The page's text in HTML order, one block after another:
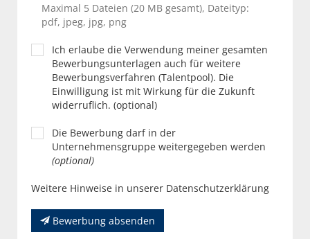
Maximal 5 Dateien (20 MB gesamt), Dateityp:
pdf, jpeg, jpg, png
Ich erlaube die Verwendung meiner gesamten
Bewerbungsunterlagen auch für weitere
Bewerbungsverfahren (Talentpool). Die
Einwilligung ist mit Wirkung für die Zukunft
widerruflich. (optional)
Die Bewerbung darf in der
Unternehmensgruppe weitergegeben werden
(optional)
Weitere Hinweise in unserer Datenschutzerklärung
Bewerbung absenden